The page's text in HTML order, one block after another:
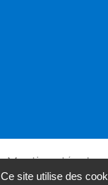
Mentions légales
Ce site utilise des